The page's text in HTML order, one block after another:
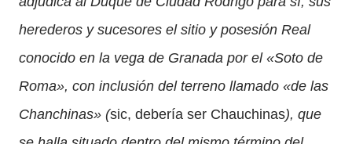
herederos y sucesores el sitio y posesión Real
conocido en la vega de Granada por el «Soto de
Roma», con inclusión del terreno llamado «de las
Chanchinas» (sic, debería ser Chauchinas), que